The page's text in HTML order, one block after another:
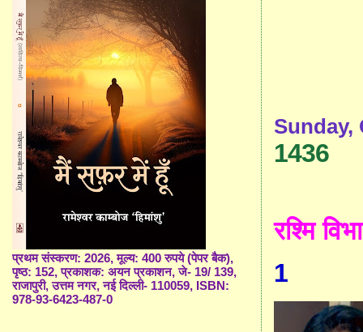
Sunday,
1436
रश्मि
1
प्रथम संस्करण: 2026, मूल्य: 400 रुपये (पेपर बैक),
पृष्ठ: 152, प्रकाशक: अयन प्रकाशन, जे- 19/ 139,
राजापुरी, उत्तम नगर, नई दिल्ली- 110059, ISBN:
978-93-6423-487-0